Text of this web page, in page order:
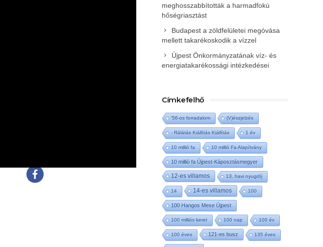
meghosszabbították a harmadfokú
hőségriasztást
Budapest a zöldfelületei megóvása
mellett takarékoskodik a vízzel
Újpest Önkormányzatának víz- és
energiatakarékossági intézkedései
Címkefelhő
'56-os forradalom (V)észjelzés
- Rálátás Kiállítás Kiállítás 1 év
10 millió fa 10 millió Fa Alapítvány
10 millió fa Újpest-Káposztásmegyer
12-es villamos 13. havi nyugdíj
14 14-es villamos 100
100 Hangos Mese Újpest
100 milliós keret 100 nap 100 év
100 éves 121-es busz 135 éves